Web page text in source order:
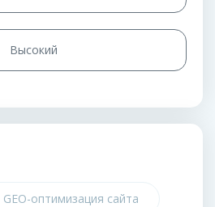
Высокий
GEO-оптимизация сайта